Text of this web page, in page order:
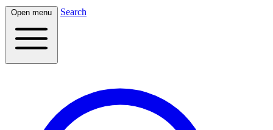
Open menu Search